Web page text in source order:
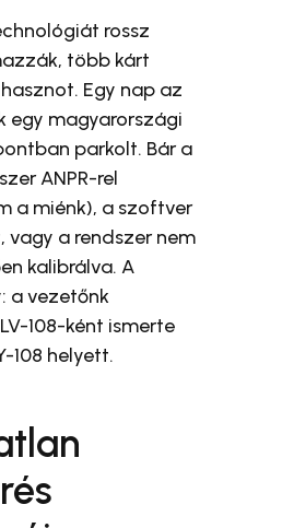
rossz
több kárt
Egy nap az
egy magyarországi
parkolt. Bár a
ANPR-rel
a miénk), a szoftver
a rendszer nem
kalibrálva. A
a vezetőnk
108-ként ismerte
108 helyett.